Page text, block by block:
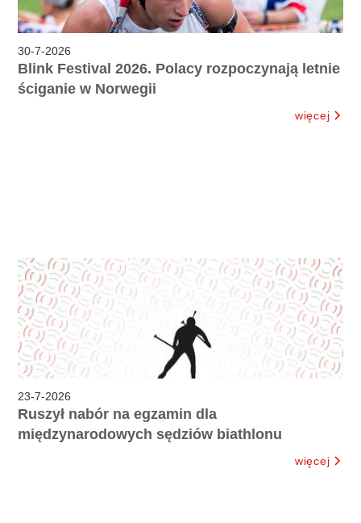
30-7-2026
Blink Festival 2026. Polacy rozpoczynają letnie
ściganie w Norwegii
więcej
23-7-2026
Ruszył nabór na egzamin dla
międzynarodowych sędziów biathlonu
więcej